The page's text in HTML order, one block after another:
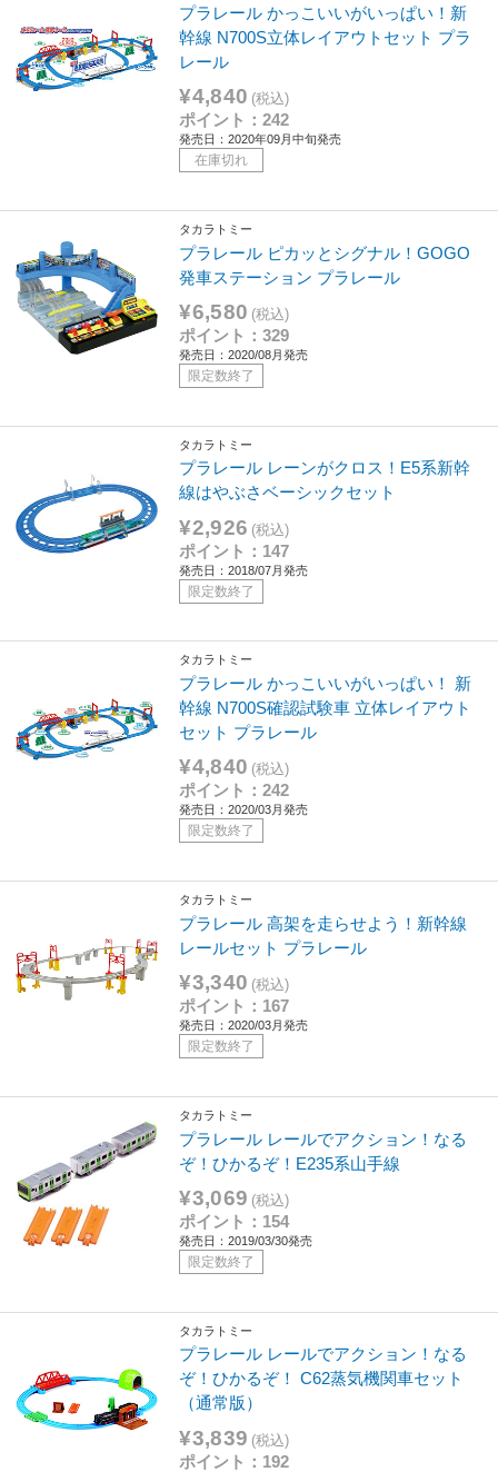
プラレール かっこいいがいっぱい！新
幹線 N700S立体レイアウトセット プラ
レール
¥4,840 (税込)
ポイント：242
発売日：2020年09月中旬発売
在庫切れ
タカラトミー
プラレール ピカッとシグナル！GOGO
発車ステーション プラレール
¥6,580 (税込)
ポイント：329
発売日：2020/08月発売
限定数終了
タカラトミー
プラレール レーンがクロス！E5系新幹
線はやぶさベーシックセット
¥2,926 (税込)
ポイント：147
発売日：2018/07月発売
限定数終了
タカラトミー
プラレール かっこいいがいっぱい！ 新
幹線 N700S確認試験車 立体レイアウト
セット プラレール
¥4,840 (税込)
ポイント：242
発売日：2020/03月発売
限定数終了
タカラトミー
プラレール 高架を走らせよう！新幹線
レールセット プラレール
¥3,340 (税込)
ポイント：167
発売日：2020/03月発売
限定数終了
タカラトミー
プラレール レールでアクション！なる
ぞ！ひかるぞ！E235系山手線
¥3,069 (税込)
ポイント：154
発売日：2019/03/30発売
限定数終了
タカラトミー
プラレール レールでアクション！なる
ぞ！ひかるぞ！ C62蒸気機関車セット
（通常版）
¥3,839 (税込)
ポイント：192